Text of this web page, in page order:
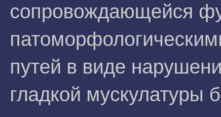
сопровождающейся
путей в виде
гладкой мускулатуры